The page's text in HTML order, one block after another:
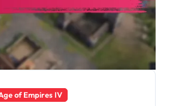
of Empires IV